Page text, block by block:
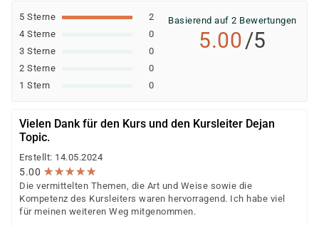
5 Sterne
2
4 Sterne
0
3 Sterne
0
2 Sterne
0
1 Stern
0
Basierend auf 2 Bewertungen
5.00/5
Vielen Dank für den Kurs und den Kursleiter Dejan
Topic.
Erstellt: 14.05.2024
5.00 ★★★★★
★★★★★
Die vermittelten Themen, die Art und Weise sowie die
Kompetenz des Kursleiters waren hervorragend. Ich habe viel
für meinen weiteren Weg mitgenommen.